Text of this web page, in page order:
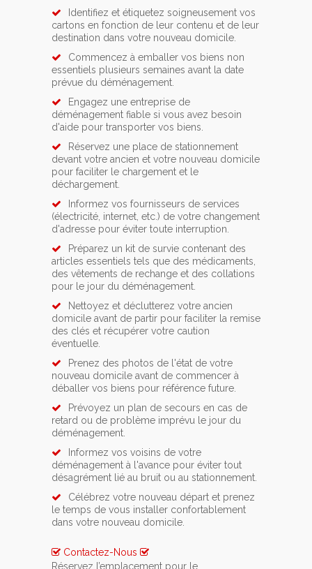
Identifiez et étiquetez soigneusement vos
cartons en fonction de leur contenu et de leur
destination dans votre nouveau domicile.
Commencez à emballer vos biens non
essentiels plusieurs semaines avant la date
prévue du déménagement.
Engagez une entreprise de
déménagement fiable si vous avez besoin
d'aide pour transporter vos biens.
Réservez une place de stationnement
devant votre ancien et votre nouveau domicile
pour faciliter le chargement et le
déchargement.
Informez vos fournisseurs de services
(électricité, internet, etc.) de votre changement
d'adresse pour éviter toute interruption.
Préparez un kit de survie contenant des
articles essentiels tels que des médicaments,
des vêtements de rechange et des collations
pour le jour du déménagement.
Nettoyez et déclutterez votre ancien
domicile avant de partir pour faciliter la remise
des clés et récupérer votre caution
éventuelle.
Prenez des photos de l'état de votre
nouveau domicile avant de commencer à
déballer vos biens pour référence future.
Prévoyez un plan de secours en cas de
retard ou de problème imprévu le jour du
déménagement.
Informez vos voisins de votre
déménagement à l'avance pour éviter tout
désagrément lié au bruit ou au stationnement.
Célébrez votre nouveau départ et prenez
le temps de vous installer confortablement
dans votre nouveau domicile.
Contactez-Nous
Réservez l’emplacement pour le